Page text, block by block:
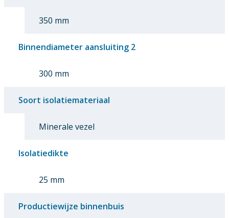
350 mm
Binnendiameter aansluiting 2
300 mm
Soort isolatiemateriaal
Minerale vezel
Isolatiedikte
25 mm
Productiewijze binnenbuis